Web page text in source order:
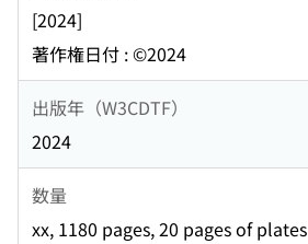
[2024]
著作権日付 : ©2024
出版年（W3CDTF）
2024
数量
xx, 1180 pages, 20 pages of plates